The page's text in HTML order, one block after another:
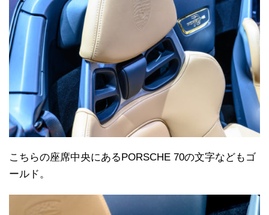
こちらの座席中央にあるPORSCHE 70の文字などもゴ
ールド。